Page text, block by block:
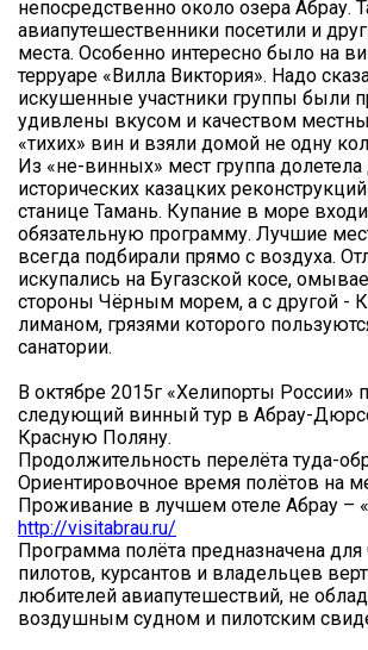
непосредственно около озера Абрау.
авиапутешественники посетили и
места. Особенно интересно было на
терруаре «Вилла Виктория». Надо
искушенные участники группы были
удивлены вкусом и качеством
«тихих» вин и взяли домой не одну
Из «не-винных» мест группа долетела
исторических казацких
станице Тамань. Купание в море
обязательную программу. Лучшие
всегда подбирали прямо с воздуха.
искупались на Бугазской косе,
стороны Чёрным морем, а с другой -
лиманом, грязями которого
санатории.
В октябре 2015г «Хелипорты России»
следующий винный тур в Абрау-
Красную Поляну.
Продолжительность перелёта туда-
Ориентировочное время полётов на
Проживание в лучшем отеле Абрау –
http://visitabrau.ru/
Программа полёта предназначена для
пилотов, курсантов и владельцев
любителей авиапутешествий, не
воздушным судном и пилотским